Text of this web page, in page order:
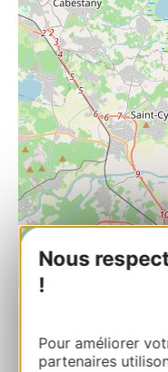
Nous
!
Pour améliorer
partenaires
LA
Quai